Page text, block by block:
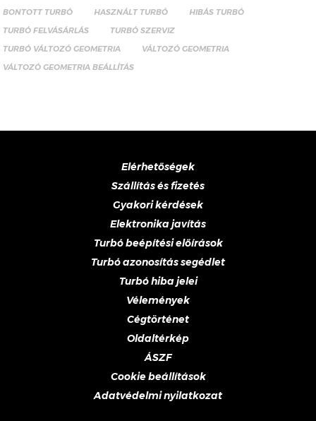
BONTOTT TURBÓ HASZNÁLT TURBÓ
HIBÁS TURBÓ
TURBÓ FELVÁSÁRLÁS
TURBÓ SZERVIZ
TURBÓ VÁLTOZÓ GEOMETRIA
VÁLTOZÓ GEOMETRIA
VÁLTOZÓ GEOMETRIA BEÁLLÍTÁS
Elérhetőségek
Szállítás és fizetés
Gyakori kérdések
Elektronika javítás
Turbó beépítési előírások
Turbó azonosítás segédlet
Turbó hiba jelei
Vélemények
Cégtörténet
Oldaltérkép
ÁSZF
Cookie beállítások
Adatvédelmi nyilatkozat